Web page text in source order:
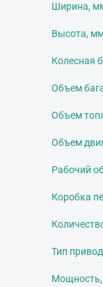
Ширина,
Высота,
Колесная
Объем
Объем
Объем
Рабочий
Коробка
Тип
Мощность,